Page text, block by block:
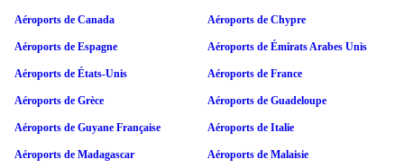
Aéroports de Canada Aéroports de Chypre
Aéroports de Espagne Aéroports de Émirats Arabes Unis
Aéroports de États-Unis Aéroports de France
Aéroports de Grèce Aéroports de Guadeloupe
Aéroports de Guyane Française Aéroports de Italie
Aéroports de Madagascar Aéroports de Malaisie